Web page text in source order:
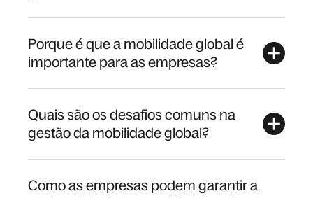
Porque é que a mobilidade global é
importante para as empresas?
Quais são os desafios comuns na
gestão da mobilidade global?
Como as empresas podem garantir a